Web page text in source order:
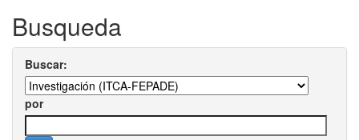
Busqueda
Buscar:
por